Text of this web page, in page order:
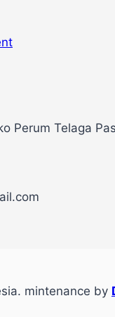
Perum Telaga
mintenance by